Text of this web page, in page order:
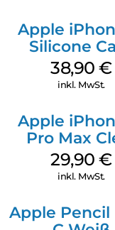
Apple
Silicone
MagSafe
38,90€
inkl. MwSt.
Apple
Pro Max
Case29,90€
inkl. MwSt.
Apple Pencil